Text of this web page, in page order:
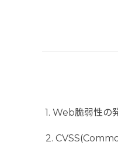
1. Web脆弱性の
2.